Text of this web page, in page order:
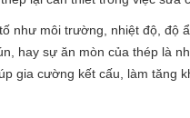
như môi trường, nhiệt độ, độ
hay sự ăn mòn của thép là
gia cường kết cấu, làm tăng